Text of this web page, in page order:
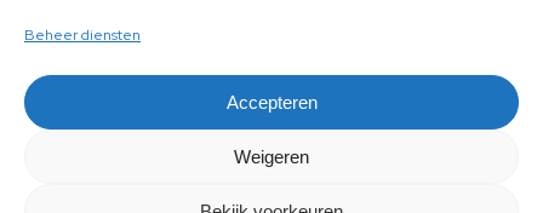
Beheer diensten
Accepteren
Weigeren